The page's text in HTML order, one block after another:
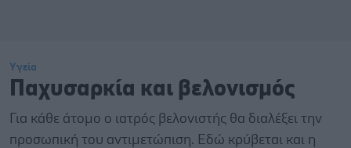
Υγεία
Παχυσαρκία και βελονισμός
Για κάθε άτομο ο ιατρός βελονιστής θα διαλέξει την
προσωπική του αντιμετώπιση. Εδώ κρύβεται και η